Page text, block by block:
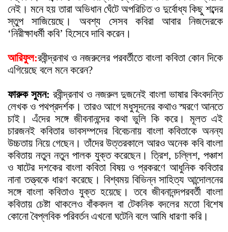
নেই। মনে হয় তারা অভিধান ঘেঁটে অপরিচিত ও দুর্বোধ্য কিছু শব্দের
স্তুপ সাজিয়েছে। অবশ্য সেসব কবিরা আবার নিজদেরকে
‘নিরীক্ষাধর্মী কবি’ হিসেবে দাবি করেন।
আরিফুল:রবীন্দ্রনাথ ও নজরুলের পরবর্তীতে বাংলা কবিতা কোন দিকে
এগিয়েছে বলে মনে করেন?
ফারুক সুমন: রবীন্দ্রনাথ ও নজরুল দুজনেই বাংলা ভাষার কিংবদন্তি
লেখক ও পথপ্রদর্শক। তারও আগে মধুসূদনের কথাও স্মরণে আনতে
চাই। এঁদের সঙ্গে জীবনানন্দের কথা ভুলি কি করে। মূলত এই
চারজনই কবিতার ভাবসম্পদের বিবেচনায় বাংলা কবিতাকে অনন্য
উচ্চতায় নিয়ে গেছেন। তাঁদের উত্তরকালে আরও অনেক কবি বাংলা
কবিতায় নতুন নতুন পালক যুক্ত করেছেন। ত্রিশ, চল্লিশ, পঞ্চাশ
ও ষাটের দশকের বাংলা কবিতা বিষয় ও প্রকরণে আধুনিক কবিতার
নানা তত্ত্বকে ধারণ করেছে। বিশ্বময় বিভিন্ন সাহিত্য আন্দোলনের
সঙ্গে বাংলা কবিতাও যুক্ত হয়েছে। তবে জীবনানন্দপরবর্তী বাংলা
কবিতায় চেষ্টা থাকলেও বাঁকবদল বা টেকনিক বদলের মতো বিশেষ
কোনো বৈপ্লবিক পরিবর্তন এখনো ঘটেনি বলে আমি ধারণা করি।